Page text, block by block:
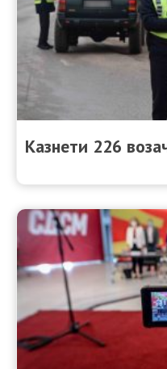
Казнети 226